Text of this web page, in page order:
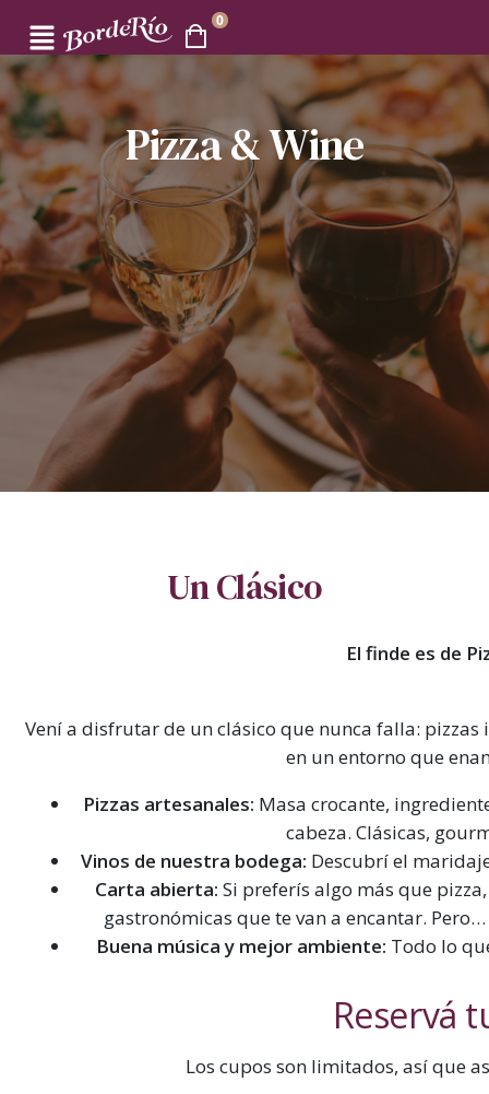
0
Pizza & Wine
Un Clásico
El finde es de
Vení a disfrutar de un clásico que nunca falla:
en un entorno que
Pizzas artesanales: Masa crocante,
cabeza. Clásicas,
Vinos de nuestra bodega: Descubrí el
Carta abierta: Si preferís algo más que
gastronómicas que te van a encantar.
Buena música y mejor ambiente: Todo lo
Reservá
Los cupos son limitados, así que